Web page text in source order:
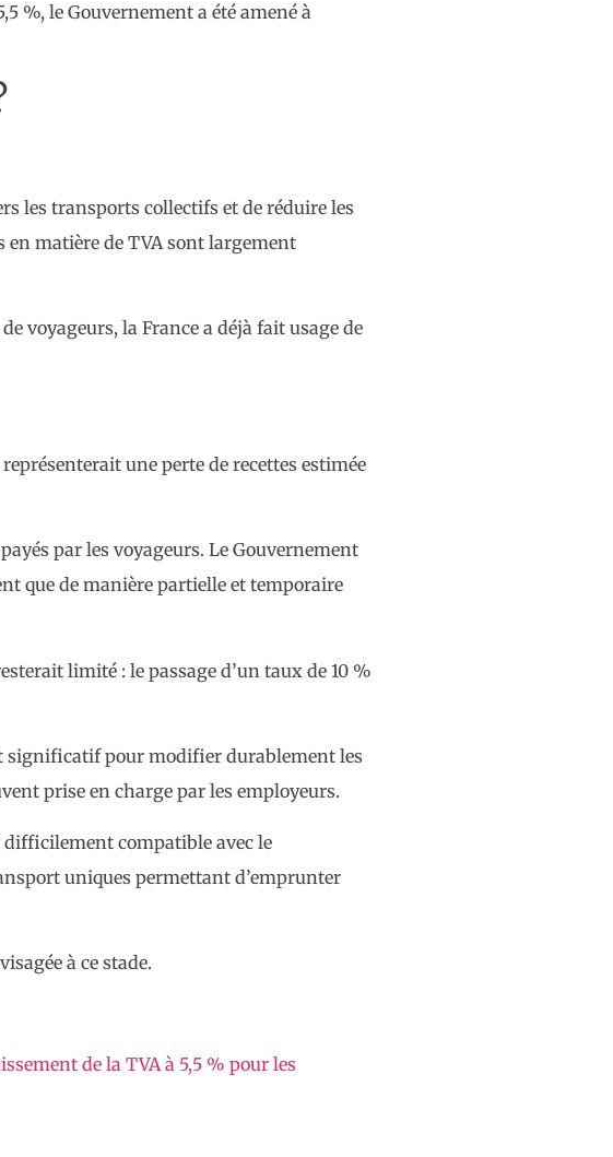
%, le Gouvernement a été amené à
les transports collectifs et de réduire les
en matière de TVA sont largement
voyageurs, la France a déjà fait usage de
une perte de recettes estimée
par les voyageurs. Le Gouvernement
que de manière partielle et temporaire
limité : le passage d’un taux de 10 %
significatif pour modifier durablement les
prise en charge par les employeurs.
difficilement compatible avec le
uniques permettant d’emprunter
à ce stade.
de la TVA à 5,5 % pour les